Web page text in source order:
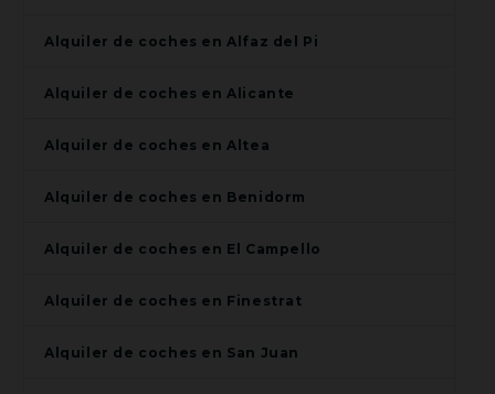
Alquiler de coches en Alfaz del Pi
Alquiler de coches en Alicante
Alquiler de coches en Altea
Alquiler de coches en Benidorm
Alquiler de coches en El Campello
Alquiler de coches en Finestrat
Alquiler de coches en San Juan